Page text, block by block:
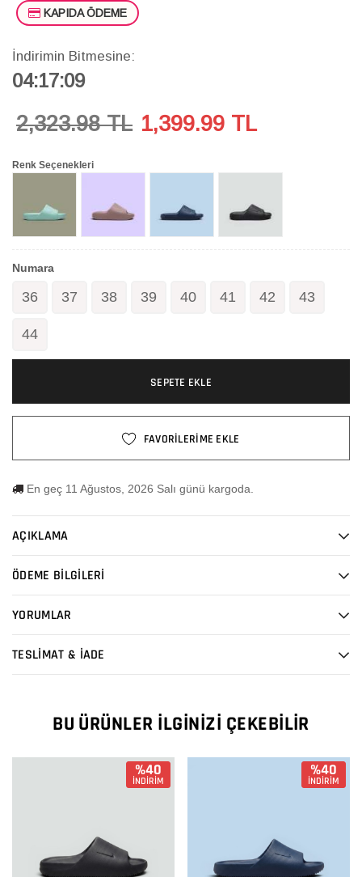
KAPIDA ÖDEME
İndirimin Bitmesine:
04:17:08
2,323.98 TL 1,399.99 TL
Renk Seçenekleri
Numara
36 37 38 39 40 41 42 43
44
SEPETE EKLE
FAVORİLERİME EKLE
En geç 11 Ağustos, 2026 Salı günü kargoda.
AÇIKLAMA
ÖDEME BİLGİLERİ
YORUMLAR
TESLİMAT & İADE
BU ÜRÜNLER İLGINIZI ÇEKEBILIR
%40
İNDİRİM
%40
İNDİRİM